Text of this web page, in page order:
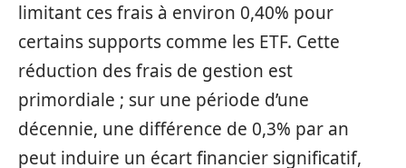
limitant ces frais à environ 0,40% pour
certains supports comme les ETF. Cette
réduction des frais de gestion est
primordiale ; sur une période d’une
décennie, une différence de 0,3% par an
peut induire un écart financier significatif,